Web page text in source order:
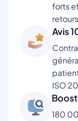
forts
Avis
ISO
180